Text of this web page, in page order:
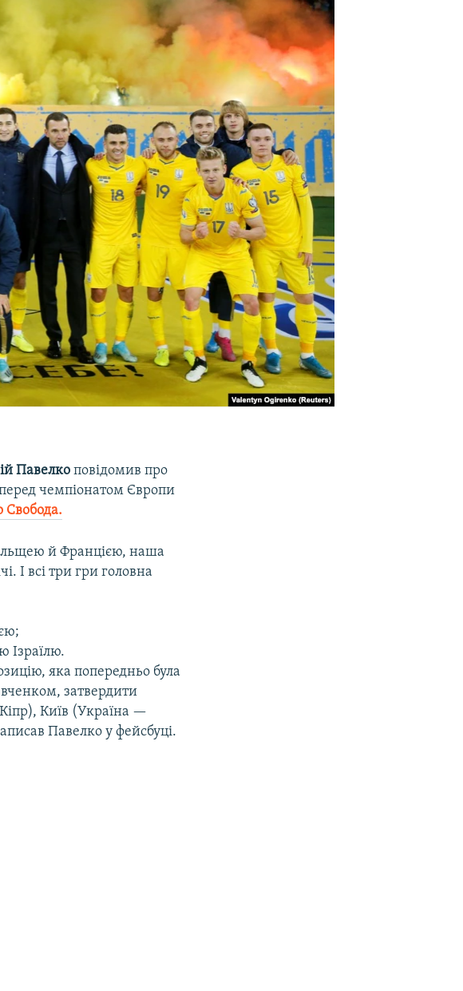
Павелко повідомив про
чемпіонатом Європи
Свобода.
й Францією, наша
І всі три гри головна
Ізраїлю.
яка попередньо була
затвердити
Київ (Україна —
Павелко у фейсбуці.